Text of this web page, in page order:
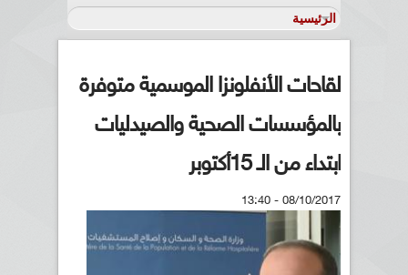
لقاحات الأنفلونزا الموسمية متوفرة
بالمؤسسات الصحية والصيدليات
ابتداء من الـ 15أكتوبر
08/10/2017 - 13:40